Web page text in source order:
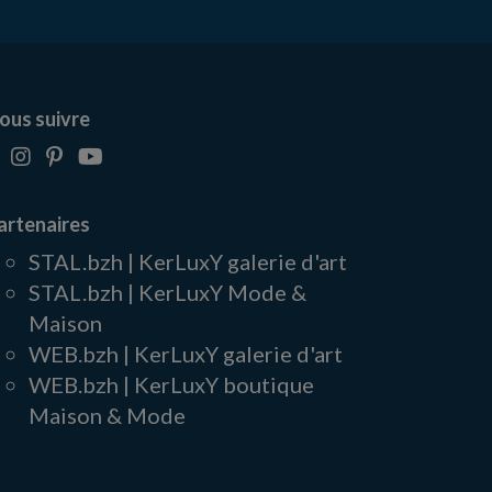
suivre
STAL.bzh | KerLuxY galerie d'art
STAL.bzh | KerLuxY Mode &
Maison
WEB.bzh | KerLuxY galerie d'art
WEB.bzh | KerLuxY boutique
Maison & Mode